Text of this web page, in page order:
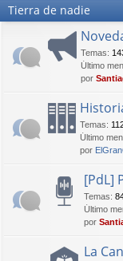
pi
Tierra de nadie
Temas:
Último
por
Temas:
Último
por
[PdL]
Temas:
Último
por
La